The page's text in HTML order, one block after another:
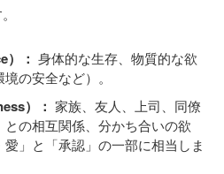
： 身体的な生存、物質的な欲
の安全など）。
）： 家族、友人、上司、同僚
の相互関係、分かち合いの欲
」と「承認」の一部に相当しま